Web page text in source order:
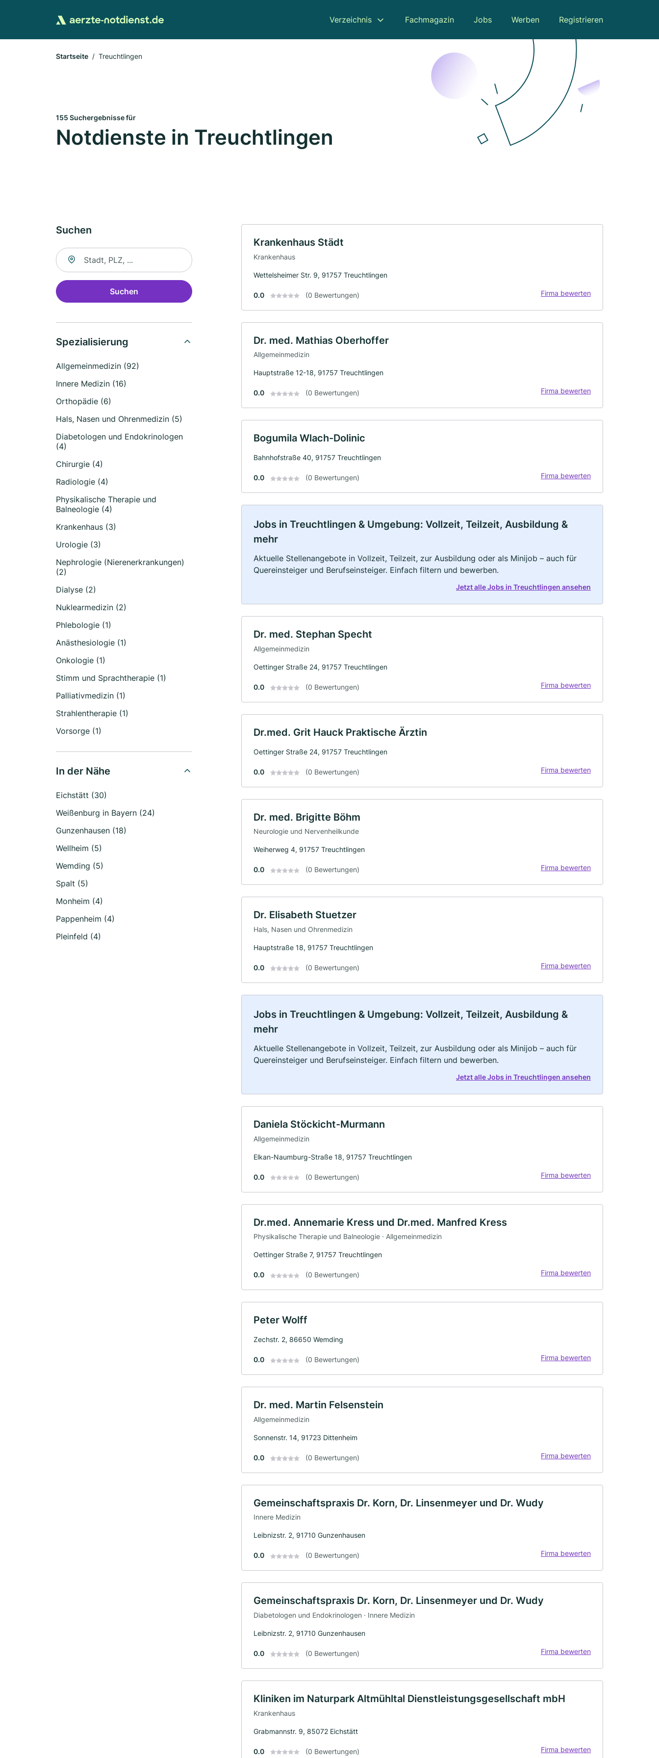
Verzeichnis Fachmagazin Jobs Werben Registrieren
Startseite Treuchtlingen
155 Suchergebnisse für
Notdienste in Treuchtlingen
Suchen
Suche nach Ort
Suchen
Spezialisierung
Allgemeinmedizin (92)
Innere Medizin (16)
Orthopädie (6)
Hals, Nasen und Ohrenmedizin (5)
Diabetologen und Endokrinologen
(4)
Chirurgie (4)
Radiologie (4)
Physikalische Therapie und
Balneologie (4)
Krankenhaus (3)
Urologie (3)
Nephrologie (Nierenerkrankungen)
(2)
Dialyse (2)
Nuklearmedizin (2)
Phlebologie (1)
Anästhesiologie (1)
Onkologie (1)
Stimm und Sprachtherapie (1)
Palliativmedizin (1)
Strahlentherapie (1)
Vorsorge (1)
In der Nähe
Eichstätt (30)
Weißenburg in Bayern (24)
Gunzenhausen (18)
Wellheim (5)
Wemding (5)
Spalt (5)
Monheim (4)
Pappenheim (4)
Pleinfeld (4)
Krankenhaus Städt
Krankenhaus
Wettelsheimer Str. 9, 91757 Treuchtlingen
0.0 (0 Bewertungen) Firma bewerten
Dr. med. Mathias Oberhoffer
Allgemeinmedizin
Hauptstraße 12-18, 91757 Treuchtlingen
0.0 (0 Bewertungen) Firma bewerten
Bogumila Wlach-Dolinic
Bahnhofstraße 40, 91757 Treuchtlingen
0.0 (0 Bewertungen) Firma bewerten
Jobs in Treuchtlingen & Umgebung: Vollzeit, Teilzeit, Ausbildung &
mehr
Aktuelle Stellenangebote in Vollzeit, Teilzeit, zur Ausbildung oder als Minijob – auch für
Quereinsteiger und Berufseinsteiger. Einfach filtern und bewerben.
Jetzt alle Jobs in Treuchtlingen ansehen
Dr. med. Stephan Specht
Allgemeinmedizin
Oettinger Straße 24, 91757 Treuchtlingen
0.0 (0 Bewertungen) Firma bewerten
Dr.med. Grit Hauck Praktische Ärztin
Oettinger Straße 24, 91757 Treuchtlingen
0.0 (0 Bewertungen) Firma bewerten
Dr. med. Brigitte Böhm
Neurologie und Nervenheilkunde
Weiherweg 4, 91757 Treuchtlingen
0.0 (0 Bewertungen) Firma bewerten
Dr. Elisabeth Stuetzer
Hals, Nasen und Ohrenmedizin
Hauptstraße 18, 91757 Treuchtlingen
0.0 (0 Bewertungen) Firma bewerten
Jobs in Treuchtlingen & Umgebung: Vollzeit, Teilzeit, Ausbildung &
mehr
Aktuelle Stellenangebote in Vollzeit, Teilzeit, zur Ausbildung oder als Minijob – auch für
Quereinsteiger und Berufseinsteiger. Einfach filtern und bewerben.
Jetzt alle Jobs in Treuchtlingen ansehen
Daniela Stöckicht-Murmann
Allgemeinmedizin
Elkan-Naumburg-Straße 18, 91757 Treuchtlingen
0.0 (0 Bewertungen) Firma bewerten
Dr.med. Annemarie Kress und Dr.med. Manfred Kress
Physikalische Therapie und Balneologie · Allgemeinmedizin
Oettinger Straße 7, 91757 Treuchtlingen
0.0 (0 Bewertungen) Firma bewerten
Peter Wolff
Zechstr. 2, 86650 Wemding
0.0 (0 Bewertungen) Firma bewerten
Dr. med. Martin Felsenstein
Allgemeinmedizin
Sonnenstr. 14, 91723 Dittenheim
0.0 (0 Bewertungen) Firma bewerten
Gemeinschaftspraxis Dr. Korn, Dr. Linsenmeyer und Dr. Wudy
Innere Medizin
Leibnizstr. 2, 91710 Gunzenhausen
0.0 (0 Bewertungen) Firma bewerten
Gemeinschaftspraxis Dr. Korn, Dr. Linsenmeyer und Dr. Wudy
Diabetologen und Endokrinologen · Innere Medizin
Leibnizstr. 2, 91710 Gunzenhausen
0.0 (0 Bewertungen) Firma bewerten
Kliniken im Naturpark Altmühltal Dienstleistungsgesellschaft mbH
Krankenhaus
Grabmannstr. 9, 85072 Eichstätt
0.0 (0 Bewertungen) Firma bewerten